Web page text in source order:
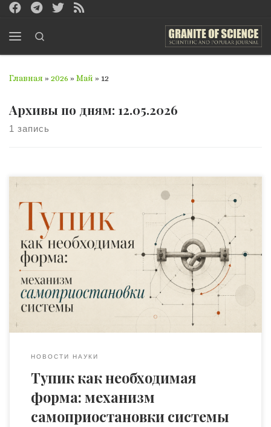
Перейти к содержимому
Главная » 2026 » Май » 12
Архивы по дням: 12.05.2026
1 запись
Дело открыто Представьте себе следователя, который
двадцать лет изучает преступления и вдруг
обнаруживает: в каждом деле, которое он когда-либо
вёл, присутствовал один и тот же момент. Момент,
когда всё останавливается. Когда стороны зашли в
тупик. Когда ни обвинение не может двигаться вперёд,
ни защита не может отступить. Когда система, которая
[…]
НОВОСТИ НАУКИ
Тупик как необходимая
форма: механизм
самоприостановки системы